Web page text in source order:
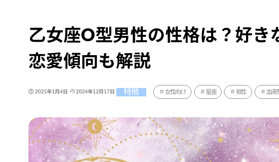
乙女座O型男性の性格は？好き
恋愛傾向も解説
2025年1月4日 2024年12月17日 特徴 女性向け 星座 相性 血液